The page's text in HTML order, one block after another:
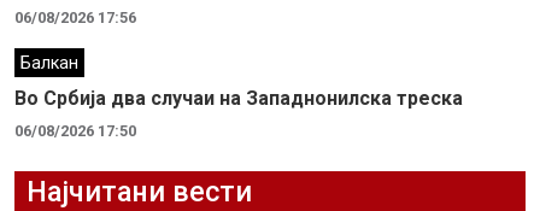
06/08/2026 17:56
Балкан
Во Србија два случaи на Западнонилска треска
06/08/2026 17:50
Најчитани вести